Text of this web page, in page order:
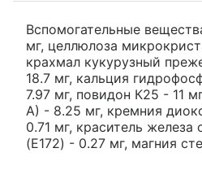
Вспомогательные
мг, целлюлоза
крахмал кукурузный
18.7 мг, кальция
7.97 мг, повидон К25 - 11
А) - 8.25 мг, кремния
0.71 мг, краситель железа
(E172) - 0.27 мг, магния